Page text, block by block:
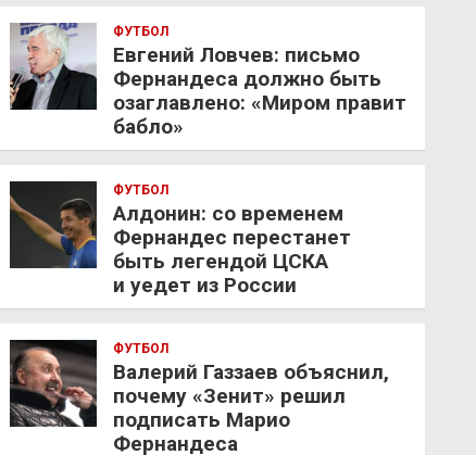
ФУТБОЛ
Евгений Ловчев: письмо
Фернандеса должно быть
озаглавлено: «Миром правит
бабло»
ФУТБОЛ
Алдонин: со временем
Фернандес перестанет
быть легендой ЦСКА
и уедет из России
ФУТБОЛ
Валерий Газзаев объяснил,
почему «Зенит» решил
подписать Марио
Фернандеса